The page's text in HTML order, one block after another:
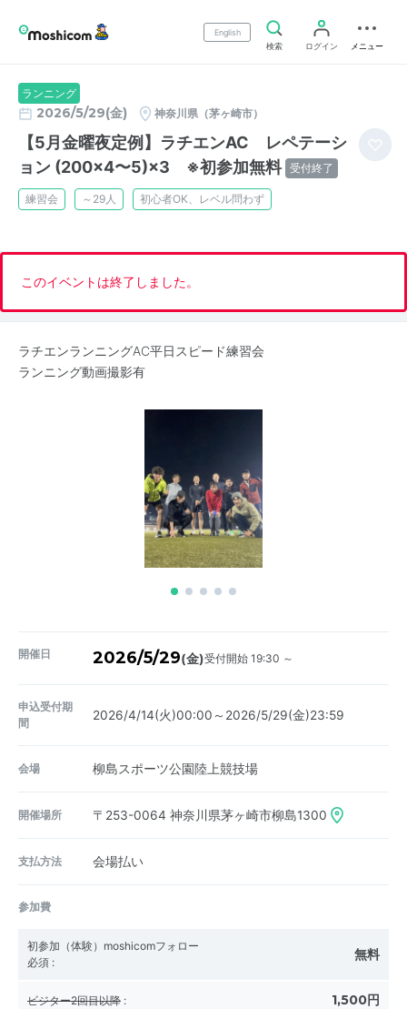
English
検索
ログイン メニュー
ランニング
2026/5/29(金) 神奈川県（茅ヶ崎市）
【5月金曜夜定例】ラチエンAC レペテーシ
ョン (200×4〜5)×3 ※初参加無料 受付終了
練習会 ～29人 初心者OK、レベル問わず
このイベントは終了しました。
ラチエンランニングAC平日スピード練習会
ランニング動画撮影有
開催日 2026/5/29(金)受付開始 19:30 ～
申込受付期
間
2026/4/14(火)00:00～2026/5/29(金)23:59
会場 柳島スポーツ公園陸上競技場
開催場所 〒253-0064 神奈川県茅ヶ崎市柳島1300
支払方法 会場払い
参加費
初参加（体験）moshicomフォロー
必須 : 無料
ビジター2回目以降 : 1,500円